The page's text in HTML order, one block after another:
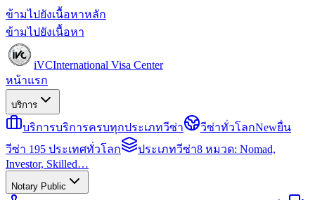
ข้ามไปยังเนื้อหาหลัก
ข้ามไปยังเนื้อหา
iVCInternational Visa Center
หน้าแรก
บริการ
บริการบริการครบทุกประเภทวีซ่า วีซ่าทั่วโลกNewยื่น
วีซ่า 195 ประเทศทั่วโลก
ประเภทวีซ่า8 หมวด: Nomad,
Investor, Skilled…
Notary Public